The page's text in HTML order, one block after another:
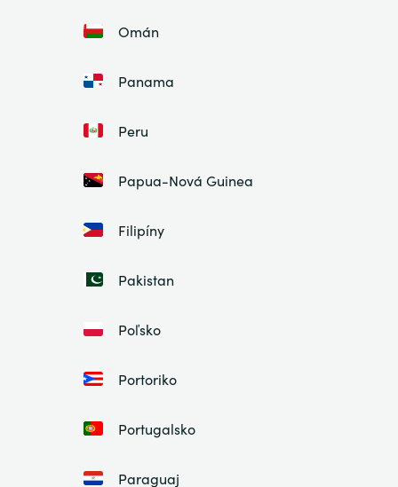
Omán
Panama
Peru
Papua-Nová Guinea
Filipíny
Pakistan
Poľsko
Portoriko
Portugalsko
Paraguaj